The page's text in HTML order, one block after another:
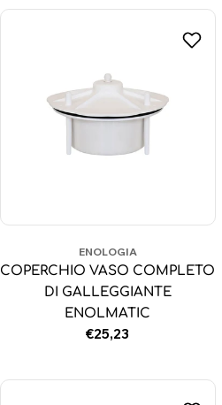
ENOLOGIA
COPERCHIO VASO COMPLETO
DI GALLEGGIANTE
ENOLMATIC
Prezzo
€25,23